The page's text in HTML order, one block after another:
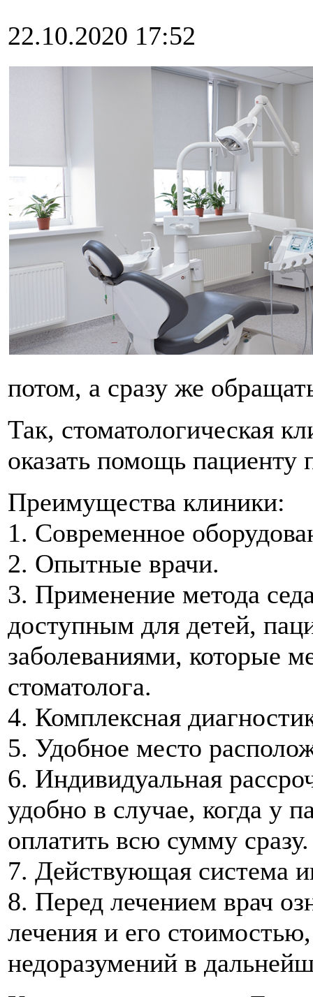
22.10.2020 17:52
потом, а сразу же
Так, стоматологическая
оказать помощь
Преимущества клиники:
1. Современное
2. Опытные врачи.
3. Применение метода
доступным для детей,
заболеваниями, которые
стоматолога.
4. Комплексная
5. Удобное место
6. Индивидуальная
удобно в случае, когда у
оплатить всю сумму сразу.
7. Действующая система
8. Перед лечением врач
лечения и его
недоразумений в